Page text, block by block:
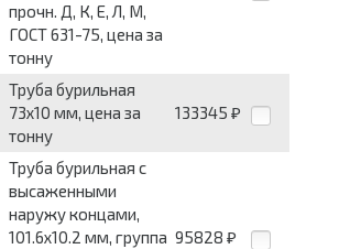
прочн. Д, К, Е, Л, М,
ГОСТ 631-75, цена за
тонну
Труба бурильная
73х10 мм, цена за
тонну
133345 ₽
Труба бурильная с
высаженными
наружу концами,
101.6х10.2 мм, группа 95828 ₽